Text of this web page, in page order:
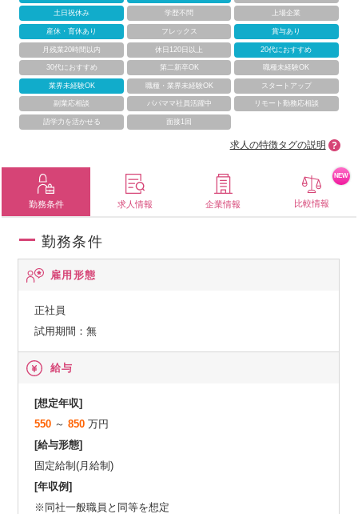
土日祝休み 学歴不問 上場企業
産休・育休あり フレックス 賞与あり
月残業20時間以内 休日120日以上 20代におすすめ
30代におすすめ 第二新卒OK 職種未経験OK
業界未経験OK 職種・業界未経験OK スタートアップ
副業応相談 パパママ社員活躍中 リモート勤務応相談
語学力を活かせる 面接1回
求人の特徴タグの説明
勤務条件 求人情報 企業情報 比較情報
NEW
勤務条件
雇用形態
正社員
試用期間：無
給与
[想定年収]
550 ～850 万円
[給与形態]
固定給制(月給制)
[年収例]
※同社一般職員と同等を想定